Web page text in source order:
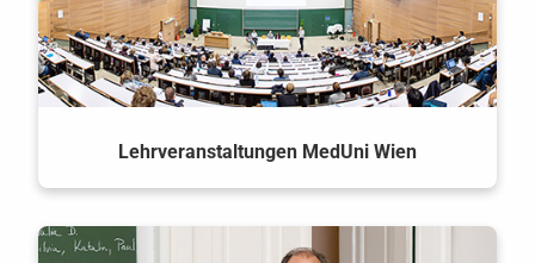
Lehrveranstaltungen MedUni Wien